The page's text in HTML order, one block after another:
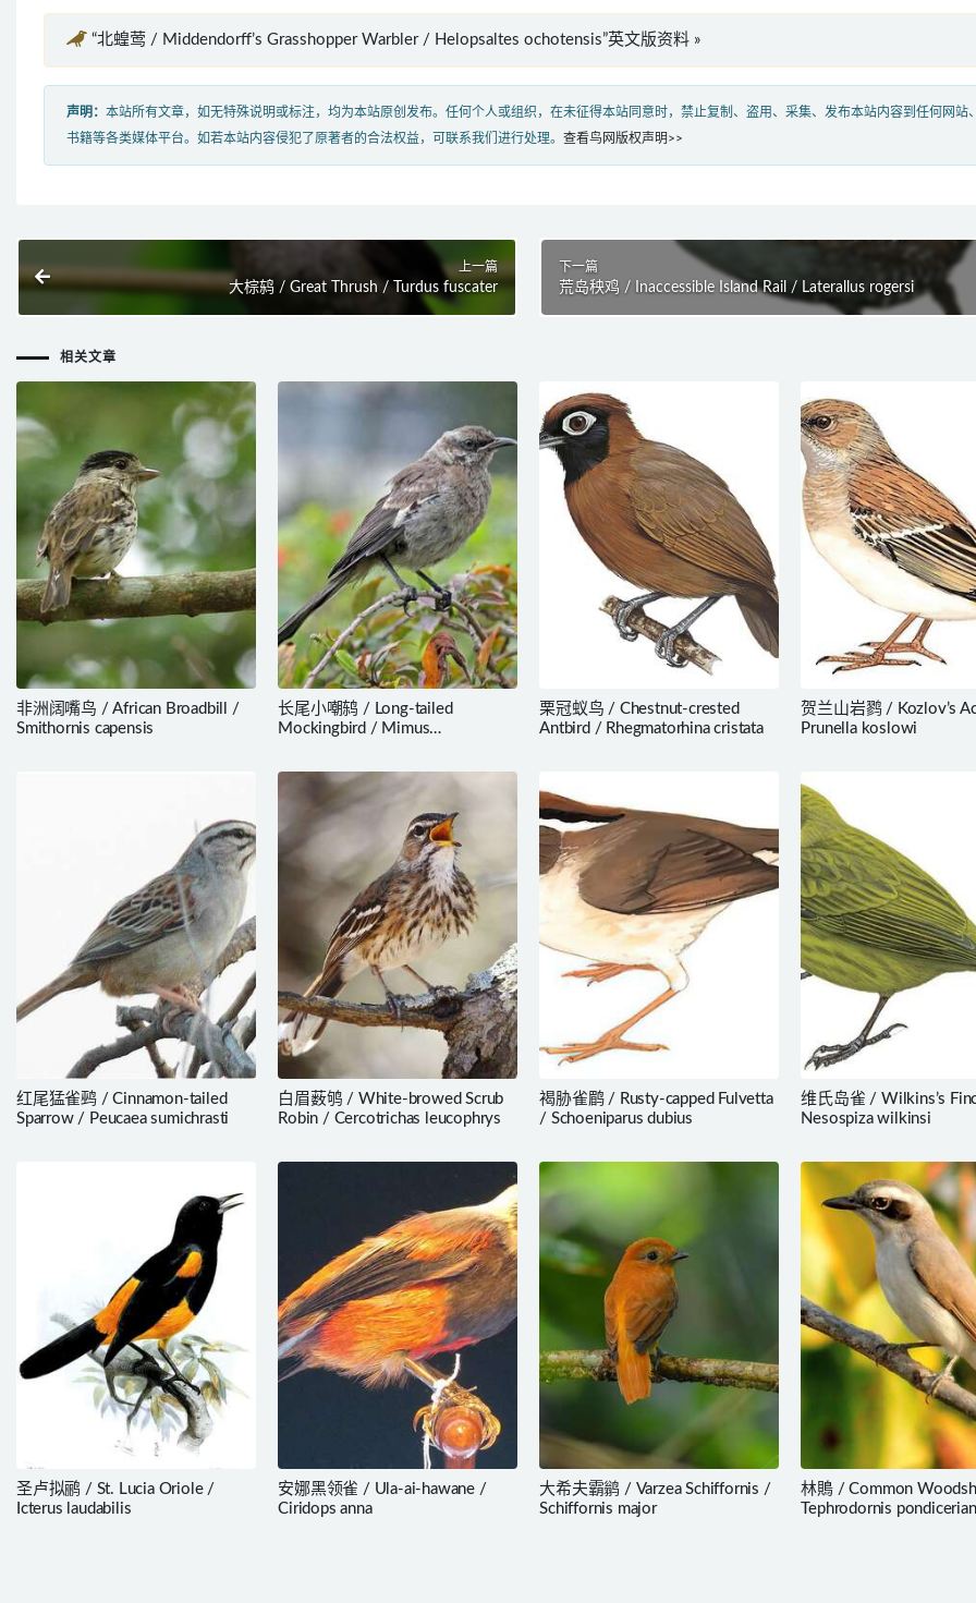
“北蝗莺 / Middendorff’s Grasshopper Warbler / Helopsaltes ochotensis”英文版资料 »
声明： 本站所有文章，如无特殊说明或标注，均为本站原创发布。任何个人或组织，在未征得本站同意时，禁止复制、盗用、采集、发布本站内容到任何网站
书籍等各类媒体平台。如若本站内容侵犯了原著者的合法权益，可联系我们进行处理。 查看鸟网版权声明>>
上一篇
大棕鸫 / Great Thrush / Turdus fuscater
下一篇
荒岛秧鸡 / Inaccessible Island Rail / Laterallus rogersi
相关文章
非洲阔嘴鸟 / African Broadbill /
Smithornis capensis
长尾小嘲鸫 / Long-tailed
Mockingbird / Mimus
栗冠蚁鸟 / Chestnut-crested
Antbird / Rhegmatorhina cristata
贺兰山岩鹨 / Kozlov’s
Prunella koslowi
红尾猛雀鹀 / Cinnamon-tailed
Sparrow / Peucaea sumichrasti
白眉薮鸲 / White-browed Scrub
Robin / Cercotrichas leucophrys
褐胁雀鹛 / Rusty-capped Fulvetta
/ Schoeniparus dubius
维氏岛雀 / Wilkins’s
Nesospiza wilkinsi
圣卢拟鹂 / St. Lucia Oriole /
Icterus laudabilis
安娜黑领雀 / Ula-ai-hawane /
Ciridops anna
大希夫霸鹟 / Varzea Schiffornis /
Schiffornis major
林鵙 / Common
Tephrodornis